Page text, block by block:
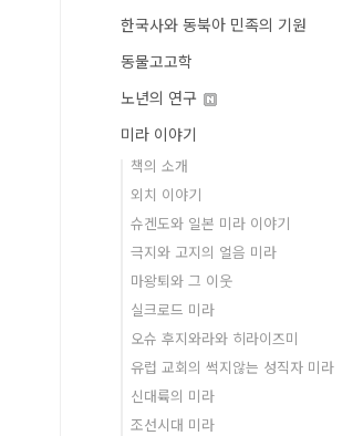
한국사와 동북아 민족의 기원
동물고고학
노년의 연구
미라 이야기
책의 소개
외치 이야기
슈겐도와 일본 미라 이야기
극지와 고지의 얼음 미라
마왕퇴와 그 이웃
실크로드 미라
오슈 후지와라와 히라이즈미
유럽 교회의 썩지않는 성직자 미라
신대륙의 미라
조선시대 미라